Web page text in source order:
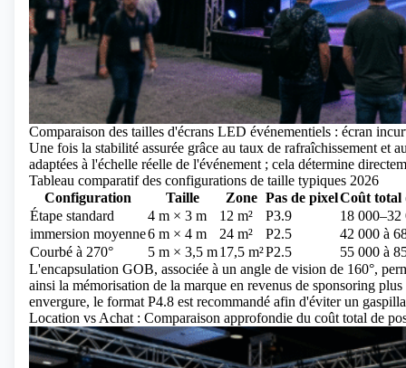
Comparaison des tailles d'écrans LED événementiels : écran
Une fois la stabilité assurée grâce au taux de rafraîchissement et
adaptées à l'échelle réelle de l'événement ; cela détermine
Tableau comparatif des configurations de taille typiques 2026
Configuration
Taille Zone Pas de pixelCoût total
Étape standard
4 m × 3 m 12 m² P3.9
18 000–32
immersion moyenne6 m × 4 m 24 m² P2.5
42 000 à
Courbé à 270°
5 m × 3,5 m17,5 m²P2.5
55 000 à
L'encapsulation GOB, associée à un angle de vision de 160°,
ainsi la mémorisation de la marque en revenus de sponsoring
envergure, le format P4.8 est recommandé afin d'éviter un
Location vs Achat : Comparaison approfondie du coût total de